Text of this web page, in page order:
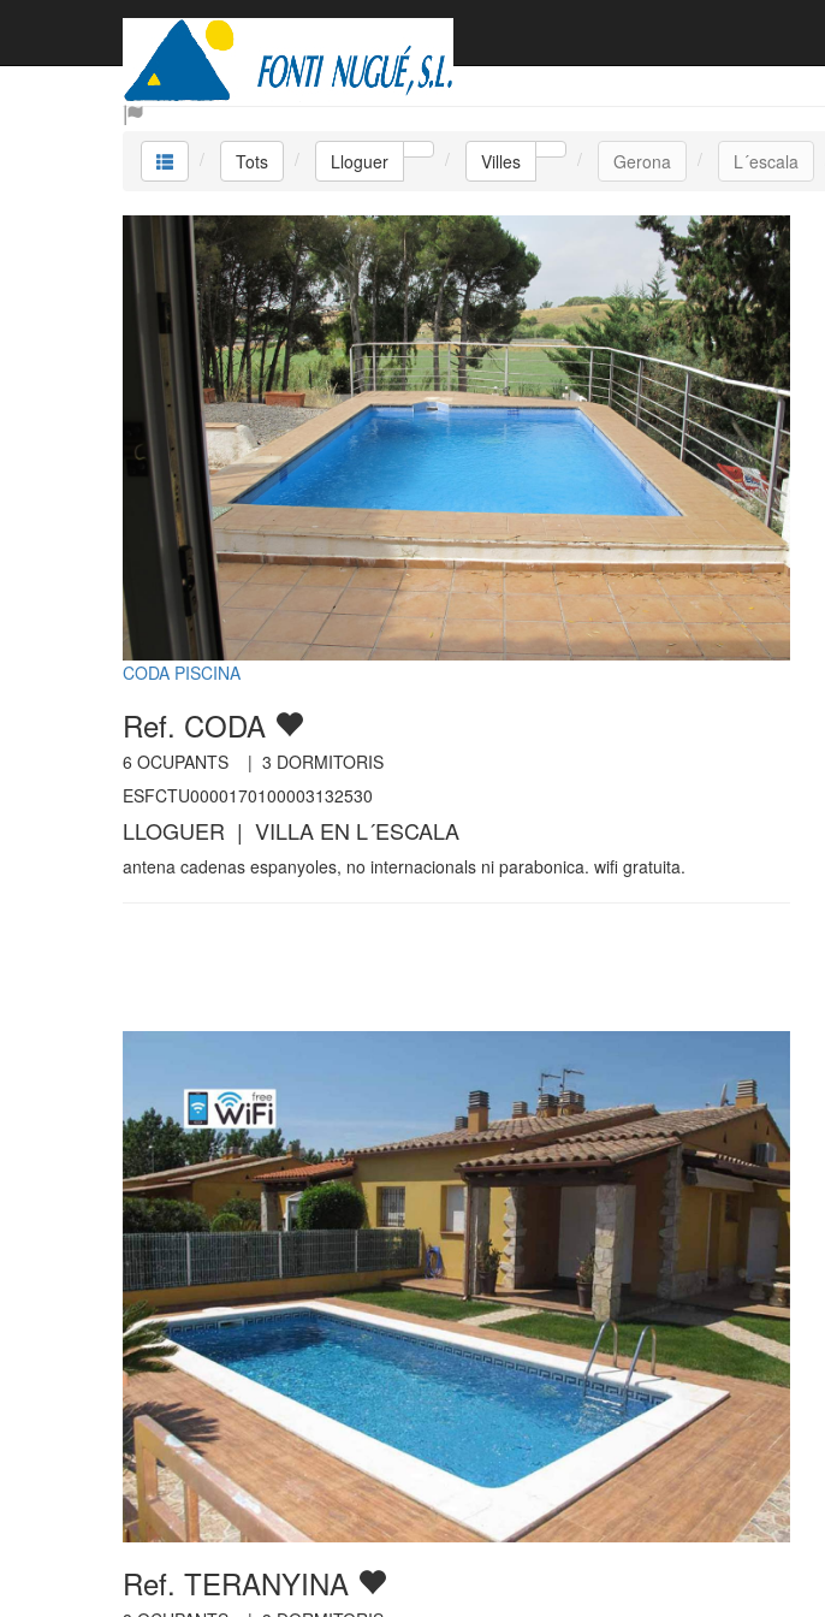
Lloguer Villes
Tots Lloguer Villes Gerona L´escala
CODA PISCINA
Ref. CODA
6 OCUPANTS | 3 DORMITORIS
ESFCTU0000170100003132530
LLOGUER | VILLA EN L´ESCALA
antena cadenas espanyoles, no internacionals ni parabonica. wifi gratuita.
Ref. TERANYINA